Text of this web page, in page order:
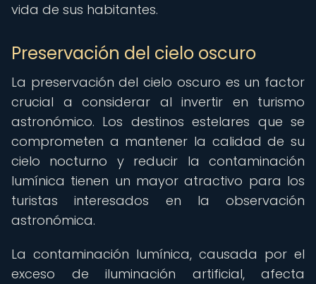
vida de sus habitantes.
Preservación del cielo oscuro
La preservación del cielo oscuro es un factor
crucial a considerar al invertir en turismo
astronómico. Los destinos estelares que se
comprometen a mantener la calidad de su
cielo nocturno y reducir la contaminación
lumínica tienen un mayor atractivo para los
turistas interesados en la observación
astronómica.
La contaminación lumínica, causada por el
exceso de iluminación artificial, afecta